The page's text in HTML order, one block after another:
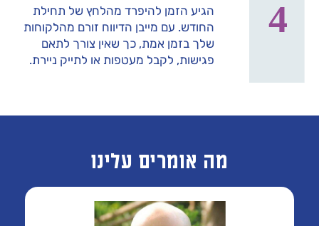
הגיע הזמן להיפרד מהלחץ של תחילת
החודש. עם מייבן הדיווח זורם מהלקוחות
שלך בזמן אמת, כך שאין צורך לתאם
פגישות, לקבל מעטפות או לתייק ניירת.
מה אומרים עלינו